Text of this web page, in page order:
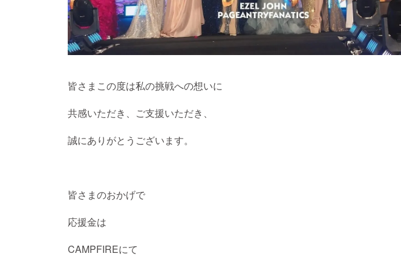
皆さまこの度は私の挑戦への想いに
共感いただき、ご支援いただき、
誠にありがとうございます。
皆さまのおかげで
応援金は
CAMPFIREにて